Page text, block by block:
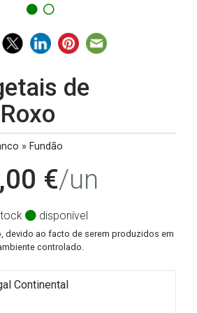
de
» Fundão
€/un
disponível
devido ao facto de serem produzidos em
controlado.
Continental